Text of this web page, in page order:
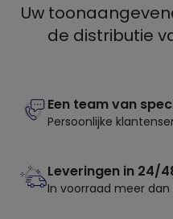
Uw
de distributie
Een team van
Persoonlijke
Leveringen in 24/
In voorraad meer dan